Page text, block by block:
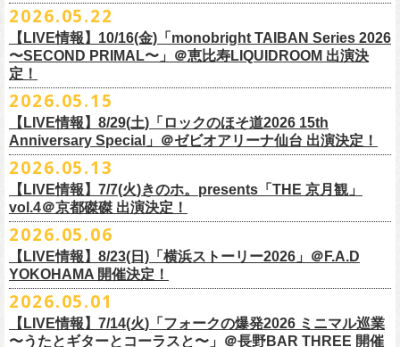
さい。もし各種⼿ 数料券を紛失された場合、外⼿数料のご返⾦
ねますので何卒ご了承下さい。
(注3) 払い戻しには「チケット」が必要です。払い戻し手続きより先に、
チケットの発券手続きの上、
(注4)夜間・早朝(21時～6時頃)は防犯対策として、
れております。その為、夜間・
早朝とその直前・直後の時間帯はつり銭
が 不⾜する場合がございますので、払い戻しは夜間・ 早朝を避けてお⼿
続きいただきますようお願い申し上げます。
【ローソンチケットでご購入で、電子チケットをご選択の
お客様】
払戻し期間内に購入された申込サイト内「マイページ」
きの上、CASH POST(注 1)をご利用いただき、払戻しさせていただきま
す。
お客様ご自身でのお手続きが必要となりますため、
順をご確認の上、払戻し期限内にお手続きをお願いいたします。
https://l-tike.com/guide/a_cashpost.html
日本のロック史を彩るさまざまバンドが出演し、ライブハウスシーン黎
明期ならではの驚きのエピソードから、まるで都市伝説のようなとんで
も逸話まで、これまでもさまざまな伝説が語られてきたてE.L.L。
来年2027年にオープン50周年を控えたE.L.Lについて、フラカン鈴木圭介
とグレートマエカワがホスト役となり、さまざまなバンドマン、シンガ
ー、関係者をゲストに迎えて語り明かすトークセッションを企画。
このトークシリーズでは、E.L.L.にこれまで関わってきたミュージシャ
ン、関係者、そして当時はファンだった人々とともに、まもなく50年を
迎えるライブハウスの、ツワモノたちの記憶を語っていきます。配信や
インタビューでは語れない、ここだけの話もたくさん披露予定。
この第一回目となるゲストに、中村達也さんをお迎えしてお届けしま
す！
どうぞお楽しみに！
◎ツワモノたちの記憶〜E.L.L50周年プロジェクト・スペシャルトーク〜
vol.1
問：清水音泉 06-6357-3666（平日 15:00~18:00）
info@shimizuonsen.com
◎「SMILEY’S CONNECTION スマイリー原島 BIRTHDAY FESTIVAL
6days ～ ハメチ a-GOGO CARNIVAL!!～」
＜ day２下北沢CLUB Que
月3 日 木)下北沢
CLUB Que
出演：POLYSICS／フラワーカンパニーズ／
OPEN 18:15／
START 19:00
前売￥5,500-／当日￥6,000-
（ドリンク代別）
チケット発売日：2026年7月 5日
プレイガイド：Live Pocket
https://livepocket.jp/e/que20260903
問： AILE C.E Works 03-5433-2500
福島にて開催決定！
◎「フォークの爆発2026ミニマル巡業 〜うたとギターとコーラスと〜」
※ミニマル巡業とは『
本とコーラスと小物の楽器などで構成するライヴ』です
日時： 9/21(月祝 ) 開場
会場：福島Player’s Cafe
チケット料金：4,800円（税込/整理番号付/ドリンク代別） ※高校生以下
は当日 ¥2,000キャッシュバック（
保険証など）のご提示が必要となります）
一般チケット発売日：7月18日(土
問い合わせ：ノースロードミュージック
10月、11月と自身初となるクラブクアトロ・ワンマンツアーも決まって
いるフラワーカンパニーズ、2026年を右肩上がりに盛り上げる8箇所9公
演のツアー開催決定！
◎「フラカンの年末ベストナイン2026」
11/21(土) 函館ARARA 開場16:30/開演17:00 問い合わせ：ARARA
11/23(月・祝)八戸ROXX 開場15:30/開演16:00 問い合わせ：ノースロ
ードミュージック
11/28(土) 宮崎LAZARUS 開場16:30/開演17:00 問い合わせ：LAZARUS
◎「ラッコなエコバッグ」
価格：￥1,500(税込）
カラー：オリーブ
素材 ： ポリエステル
サイズ：本体／約W310mm ×H340mm（持ち手含む500mm）
持ち手／約W50mm × H160mm
2027年にオープン50周年を迎える名古屋のライブハウスElectric Lady
Land（通称E.L.L）でぴあ中部×フラワーカンパニーズの合同企画のトー
クイベントシリーズを開始することが決定！
日本のロック史を彩るさまざまバンドが出演し、ライブハウスシーン黎
明期ならではの驚きのエピソードから、まるで都市伝説のようなとんで
も逸話まで、これまでもさまざまな伝説が語られてきたてE.L.L。
来年2027年にオープン50周年を控えたE.L.Lについて、フラカン鈴木圭介
とグレートマエカワがホスト役となり、さまざまなバンドマン、シンガ
ー、関係者をゲストに迎えて語り明かすトークセッションを企画。
このトークシリーズでは、E.L.L.にこれまで関わってきたミュージシャ
2026.05.22
【LIVE情報】10/16(金)「monobright TAIBAN Series 2026
〜SECOND PRIMAL〜」＠恵⽐寿LIQUIDROOM 出演決
定！
2026.05.15
【LIVE情報】8/29(土)「ロックのほそ道2026 15th
Anniversary Special」＠ゼビオアリーナ仙台 出演決定！
2026.05.13
【LIVE情報】7/7(火)きのホ。presents「THE 京月観」
vol.4＠京都磔磔 出演決定！
2026.05.06
【LIVE情報】8/23(日)「横浜ストーリー2026」＠F.A.D
YOKOHAMA 開催決定！
2026.05.01
【LIVE情報】7/14(火)「フォークの爆発2026 ミニマル巡業
〜うたとギターとコーラスと〜」＠長野BAR THREE 開催